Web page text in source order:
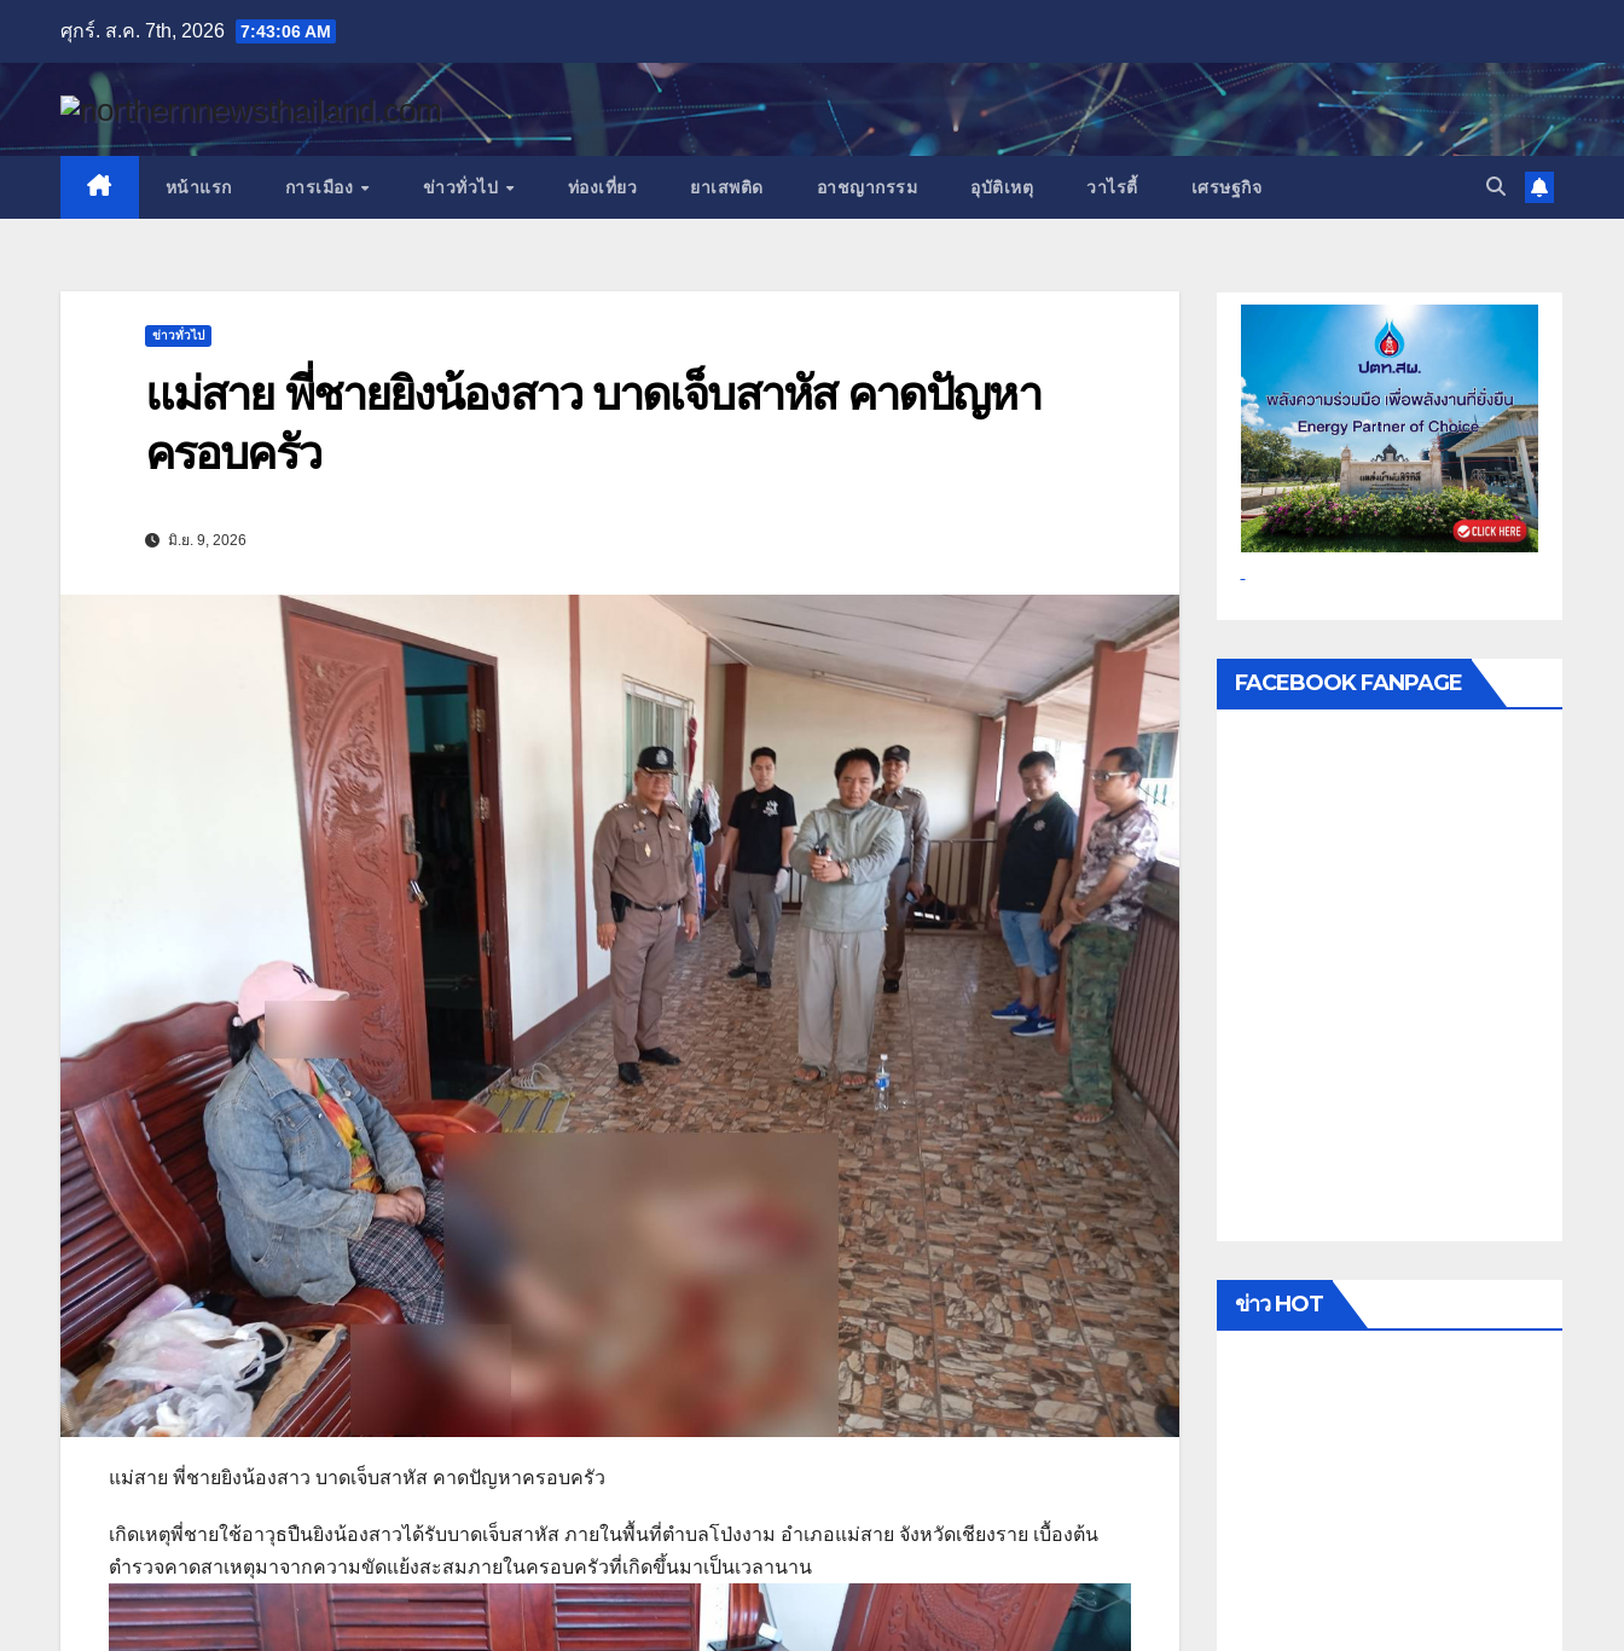
content
ศุกร์. ส.ค. 7th, 2026 7:43:07 AM
หน้าแรก การเมือง ข่าวทั่วไป ท่องเที่ยว ยาเสพติด อาชญากรรม อุบัติเหตุ วาไรตี้ เศรษฐกิจ
ข่าวทั่วไป
แม่สาย พี่ชายยิงน้องสาว บาดเจ็บสาหัส คาดปัญหา
ครอบครัว
มิ.ย. 9, 2026
แม่สาย พี่ชายยิงน้องสาว บาดเจ็บสาหัส คาดปัญหาครอบครัว
เกิดเหตุพี่ชายใช้อาวุธปืนยิงน้องสาวได้รับบาดเจ็บสาหัส ภายในพื้นที่ตำบลโป่งงาม อำเภอแม่สาย จังหวัดเชียงราย เบื้องต้น
ตำรวจคาดสาเหตุมาจากความขัดแย้งสะสมภายในครอบครัวที่เกิดขึ้นมาเป็นเวลานาน
FACEBOOK FANPAGE
ข่าว HOT